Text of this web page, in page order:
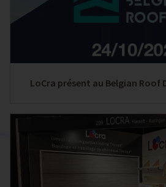
LoCra présent au Belgian Roof